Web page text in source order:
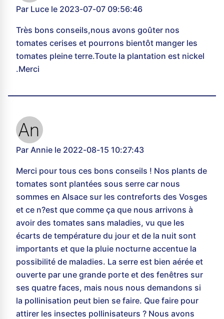
Par Luce le 2023-07-07 09:56:46
Très bons conseils,nous avons goûter nos
tomates cerises et pourrons bientôt manger les
tomates pleine terre.Toute la plantation est nickel
.Merci
Par Annie le 2022-08-15 10:27:43
Merci pour tous ces bons conseils ! Nos plants de
tomates sont plantées sous serre car nous
sommes en Alsace sur les contreforts des Vosges
et ce n?est que comme ça que nous arrivons à
avoir des tomates sans maladies, vu que les
écarts de température du jour et de la nuit sont
importants et que la pluie nocturne accentue la
possibilité de maladies. La serre est bien aérée et
ouverte par une grande porte et des fenêtres sur
ses quatre faces, mais nous nous demandons si
la pollinisation peut bien se faire. Que faire pour
attirer les insectes pollinisateurs ? Nous avons